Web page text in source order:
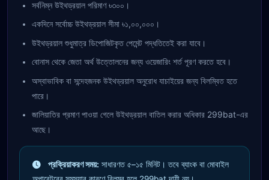
সর্বনিম্ন উইথড্রয়াল পরিমাণ ৳৩০০।
একদিনে সর্বোচ্চ উইথড্রয়াল সীমা ৳১,০০,০০০।
উইথড্রয়াল শুধুমাত্র ডিপোজিটকৃত পেমেন্ট পদ্ধতিতেই করা যাবে।
বোনাস থেকে জেতা অর্থ উত্তোলনের জন্য ওয়েজারিং শর্ত পূরণ করতে হবে।
অস্বাভাবিক বা সন্দেহজনক উইথড্রয়াল অনুরোধ যাচাইয়ের জন্য বিলম্বিত হতে
পারে।
জালিয়াতির প্রমাণ পাওয়া গেলে উইথড্রয়াল বাতিল করার অধিকার 299bat-এর
আছে।
প্রক্রিয়াকরণ সময়: সাধারণত ৫–১৫ মিনিট। তবে ব্যাংক বা মোবাইল